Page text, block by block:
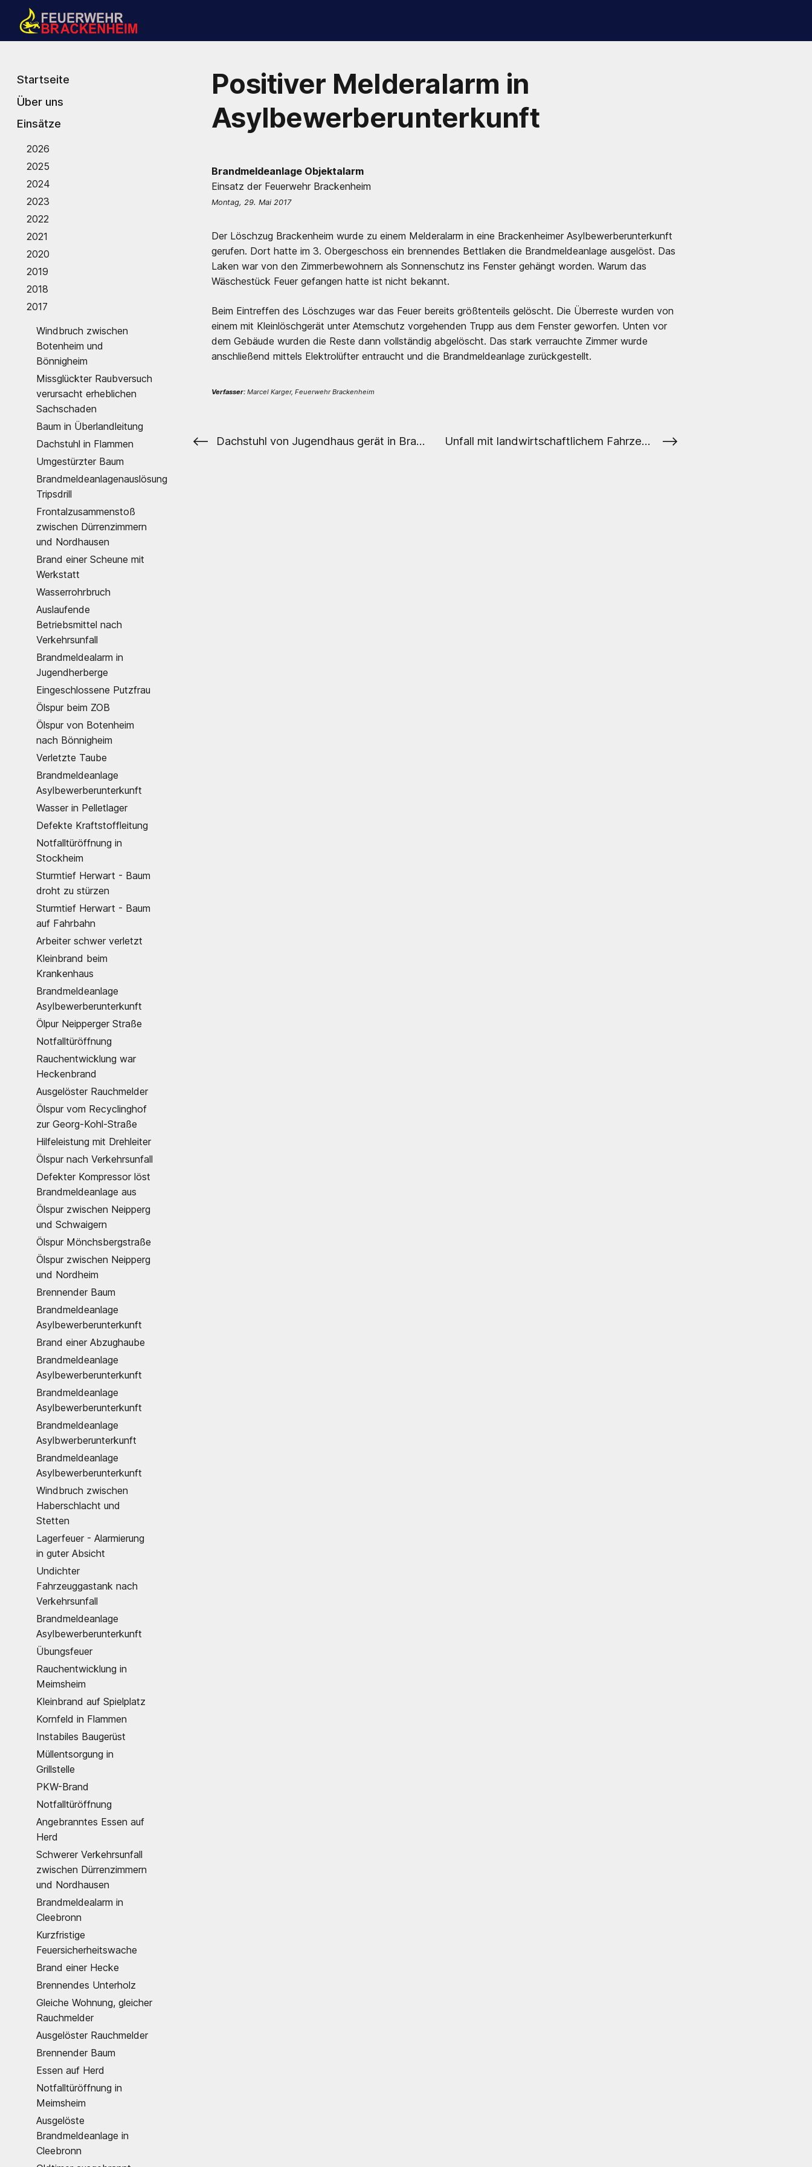
Startseite
Über uns
Einsätze
2026
2025
2024
2023
2022
2021
2020
2019
2018
2017
Windbruch zwischen
Botenheim und
Bönnigheim
Missglückter Raubversuch
verursacht erheblichen
Sachschaden
Baum in Überlandleitung
Dachstuhl in Flammen
Umgestürzter Baum
Brandmeldeanlagenauslösung
Tripsdrill
Frontalzusammenstoß
zwischen Dürrenzimmern
und Nordhausen
Brand einer Scheune mit
Werkstatt
Wasserrohrbruch
Auslaufende
Betriebsmittel nach
Verkehrsunfall
Brandmeldealarm in
Jugendherberge
Eingeschlossene Putzfrau
Ölspur beim ZOB
Ölspur von Botenheim
nach Bönnigheim
Verletzte Taube
Brandmeldeanlage
Asylbewerberunterkunft
Wasser in Pelletlager
Defekte Kraftstoffleitung
Notfalltüröffnung in
Stockheim
Sturmtief Herwart - Baum
droht zu stürzen
Sturmtief Herwart - Baum
auf Fahrbahn
Arbeiter schwer verletzt
Kleinbrand beim
Krankenhaus
Brandmeldeanlage
Asylbewerberunterkunft
Ölpur Neipperger Straße
Notfalltüröffnung
Rauchentwicklung war
Heckenbrand
Ausgelöster Rauchmelder
Ölspur vom Recyclinghof
zur Georg-Kohl-Straße
Hilfeleistung mit Drehleiter
Ölspur nach Verkehrsunfall
Defekter Kompressor löst
Brandmeldeanlage aus
Ölspur zwischen Neipperg
und Schwaigern
Ölspur Mönchsbergstraße
Ölspur zwischen Neipperg
und Nordheim
Brennender Baum
Brandmeldeanlage
Asylbewerberunterkunft
Brand einer Abzughaube
Brandmeldeanlage
Asylbewerberunterkunft
Brandmeldeanlage
Asylbewerberunterkunft
Brandmeldeanlage
Asylbwerberunterkunft
Brandmeldeanlage
Asylbewerberunterkunft
Windbruch zwischen
Haberschlacht und
Stetten
Lagerfeuer - Alarmierung
in guter Absicht
Undichter
Fahrzeuggastank nach
Verkehrsunfall
Brandmeldeanlage
Asylbewerberunterkunft
Übungsfeuer
Rauchentwicklung in
Meimsheim
Kleinbrand auf Spielplatz
Kornfeld in Flammen
Instabiles Baugerüst
Müllentsorgung in
Grillstelle
PKW-Brand
Notfalltüröffnung
Angebranntes Essen auf
Herd
Schwerer Verkehrsunfall
zwischen Dürrenzimmern
und Nordhausen
Brandmeldealarm in
Cleebronn
Kurzfristige
Feuersicherheitswache
Brand einer Hecke
Brennendes Unterholz
Gleiche Wohnung, gleicher
Rauchmelder
Ausgelöster Rauchmelder
Brennender Baum
Essen auf Herd
Notfalltüröffnung in
Meimsheim
Ausgelöste
Brandmeldeanlage in
Cleebronn
Positiver Melderalarm in
Asylbewerberunterkunft
Brandmeldeanlage Objektalarm
Einsatz der Feuerwehr Brackenheim
Montag, 29. Mai 2017
Der Löschzug Brackenheim wurde zu einem Melderalarm in eine Brackenheimer Asylbewerberunterkunft
gerufen. Dort hatte im 3. Obergeschoss ein brennendes Bettlaken die Brandmeldeanlage ausgelöst. Das
Laken war von den Zimmerbewohnern als Sonnenschutz ins Fenster gehängt worden. Warum das
Wäschestück Feuer gefangen hatte ist nicht bekannt.
Beim Eintreffen des Löschzuges war das Feuer bereits größtenteils gelöscht. Die Überreste wurden von
einem mit Kleinlöschgerät unter Atemschutz vorgehenden Trupp aus dem Fenster geworfen. Unten vor
dem Gebäude wurden die Reste dann vollständig abgelöscht. Das stark verrauchte Zimmer wurde
anschließend mittels Elektrolüfter entraucht und die Brandmeldeanlage zurückgestellt.
Verfasser: Marcel Karger, Feuerwehr Brackenheim
⟵ Dachstuhl von Jugendhaus gerät in Brand Unfall mit landwirtschaftlichem Fahrzeug ⟶